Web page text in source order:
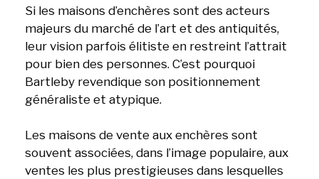
Si les maisons d’enchères sont des acteurs
majeurs du marché de l’art et des antiquités,
leur vision parfois élitiste en restreint l’attrait
pour bien des personnes. C’est pourquoi
Bartleby revendique son positionnement
généraliste et atypique.
Les maisons de vente aux enchères sont
souvent associées, dans l’image populaire, aux
ventes les plus prestigieuses dans lesquelles